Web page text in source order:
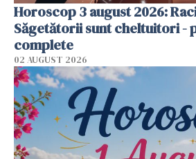
Horoscop 3 august 2026:
Săgetătorii sunt cheltuitori -
complete
02 AUGUST 2026